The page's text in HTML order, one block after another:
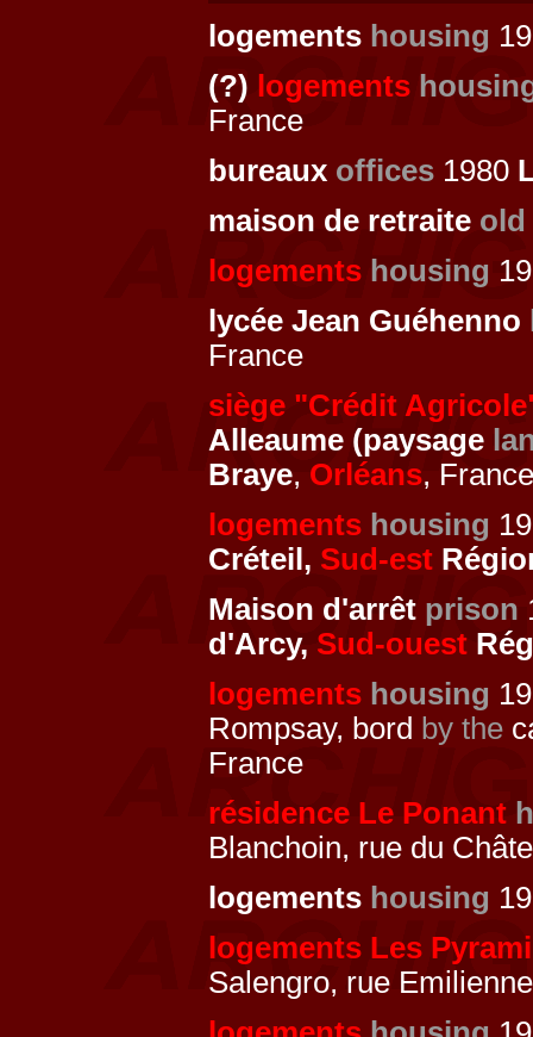
logements housing
(?) logements
France
bureaux offices 1980
maison de retraite old
logements housing
lycée Jean Guéhenno
France
siège "Crédit
Alleaume (paysage
Braye, Orléans, France
logements housing
Créteil, Sud-est
Maison d'arrêt prison
d'Arcy, Sud-ouest
logements housing
Rompsay, bord by the
France
résidence Le Ponant
Blanchoin, rue du
logements housing
logements Les
Salengro, rue